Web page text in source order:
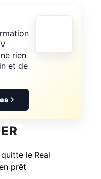
rien
et de
le Real
prêt